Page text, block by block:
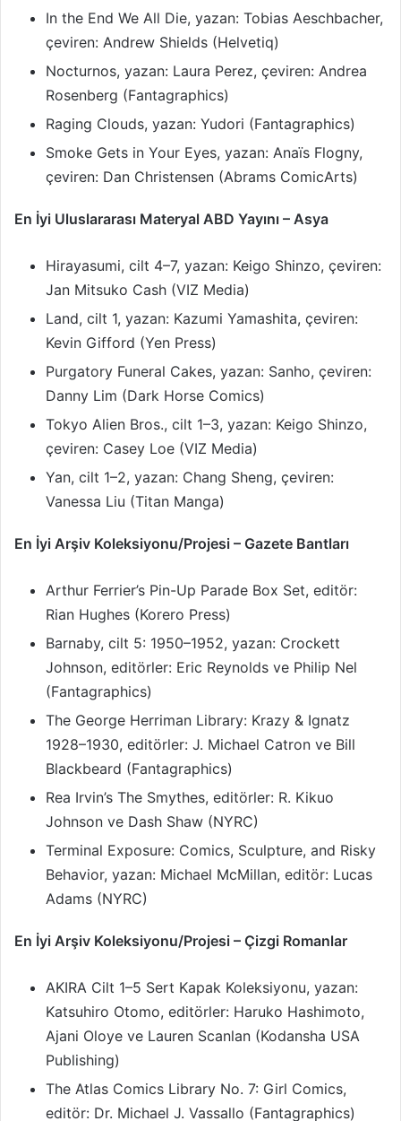
In the End We All Die, yazan: Tobias Aeschbacher,
çeviren: Andrew Shields (Helvetiq)
Nocturnos, yazan: Laura Perez, çeviren: Andrea
Rosenberg (Fantagraphics)
Raging Clouds, yazan: Yudori (Fantagraphics)
Smoke Gets in Your Eyes, yazan: Anaïs Flogny,
çeviren: Dan Christensen (Abrams ComicArts)
En İyi Uluslararası Materyal ABD Yayını – Asya
Hirayasumi, cilt 4–7, yazan: Keigo Shinzo, çeviren:
Jan Mitsuko Cash (VIZ Media)
Land, cilt 1, yazan: Kazumi Yamashita, çeviren:
Kevin Gifford (Yen Press)
Purgatory Funeral Cakes, yazan: Sanho, çeviren:
Danny Lim (Dark Horse Comics)
Tokyo Alien Bros., cilt 1–3, yazan: Keigo Shinzo,
çeviren: Casey Loe (VIZ Media)
Yan, cilt 1–2, yazan: Chang Sheng, çeviren:
Vanessa Liu (Titan Manga)
En İyi Arşiv Koleksiyonu/Projesi – Gazete Bantları
Arthur Ferrier’s Pin-Up Parade Box Set, editör:
Rian Hughes (Korero Press)
Barnaby, cilt 5: 1950–1952, yazan: Crockett
Johnson, editörler: Eric Reynolds ve Philip Nel
(Fantagraphics)
The George Herriman Library: Krazy & Ignatz
1928–1930, editörler: J. Michael Catron ve Bill
Blackbeard (Fantagraphics)
Rea Irvin’s The Smythes, editörler: R. Kikuo
Johnson ve Dash Shaw (NYRC)
Terminal Exposure: Comics, Sculpture, and Risky
Behavior, yazan: Michael McMillan, editör: Lucas
Adams (NYRC)
En İyi Arşiv Koleksiyonu/Projesi – Çizgi Romanlar
AKIRA Cilt 1–5 Sert Kapak Koleksiyonu, yazan:
Katsuhiro Otomo, editörler: Haruko Hashimoto,
Ajani Oloye ve Lauren Scanlan (Kodansha USA
Publishing)
The Atlas Comics Library No. 7: Girl Comics,
editör: Dr. Michael J. Vassallo (Fantagraphics)